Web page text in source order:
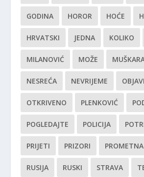
GODINA HOROR HOĆE
HRVATSKI JEDNA KOLIKO
MILANOVIĆ MOŽE
NESREĆA NEVRIJEME
OTKRIVENO PLENKOVIĆ
POGLEDAJTE POLICIJA
PRIJETI PRIZORI PROMETNA
RUSIJA RUSKI STRAVA